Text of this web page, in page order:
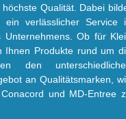
Qualität. Dabei
verlässlicher Service
Unternehmens. Ob für
Ihnen Produkte rund um
den
an Qualitätsmarken,
und MD-Entree